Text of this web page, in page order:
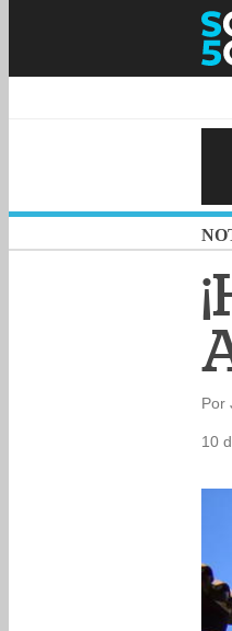
Por
10